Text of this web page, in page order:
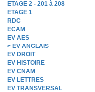
ETAGE 2 - 201 à 208
ETAGE 1
RDC
ECAM
EV AES
> EV ANGLAIS
EV DROIT
EV HISTOIRE
EV CNAM
EV LETTRES
EV TRANSVERSAL